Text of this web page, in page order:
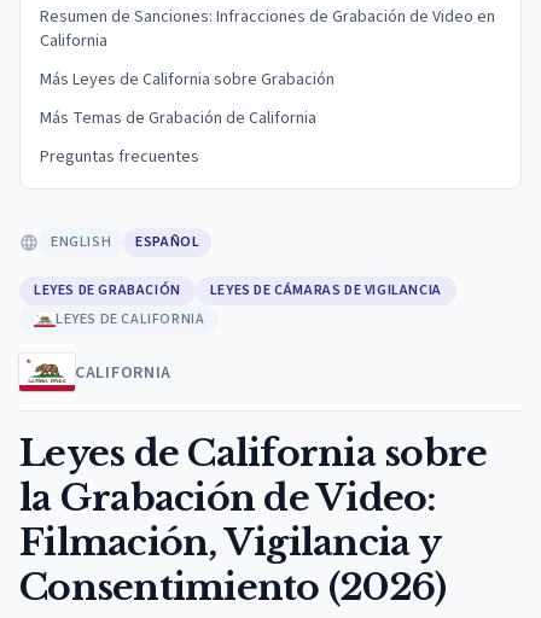
Resumen de Sanciones: Infracciones de Grabación de Video en
California
Más Leyes de California sobre Grabación
Más Temas de Grabación de California
Preguntas frecuentes
ENGLISH ESPAÑOL
LEYES DE GRABACIÓN
LEYES DE CÁMARAS DE VIGILANCIA
LEYES DE CALIFORNIA
CALIFORNIA
Leyes de California sobre
la Grabación de Video:
Filmación, Vigilancia y
Consentimiento (2026)